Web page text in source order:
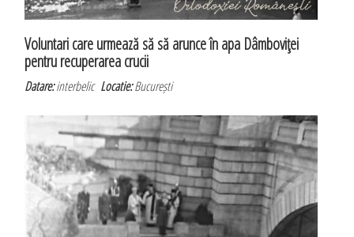
Voluntari care urmează să să arunce în apa Dâmboviţei
pentru recuperarea crucii
Datare:interbelicLocatie:București